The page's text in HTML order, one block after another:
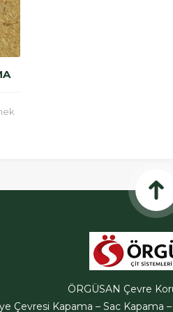
ÖRGÜSAN Çevre
Çevresi Kapama – Sac Kapama